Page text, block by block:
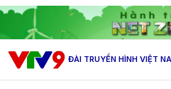
ĐÀI TRUYỀN HÌNH VIỆT